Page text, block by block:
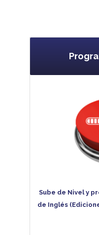
Sube de Nivel y
de Inglés